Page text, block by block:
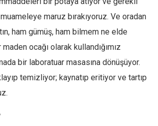
maruz bırakıyoruz. Ve oradan
ham gümüş, ham bilmem ne elde
ocağı olarak kullandığımız
bir laboratuar masasına dönüşüyor.
temizliyor; kaynatıp eritiyor ve tartıp